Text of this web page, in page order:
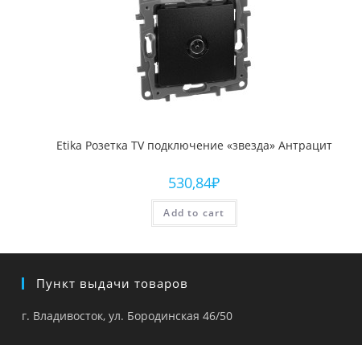
Etika Розетка TV подключение «звезда» Антрацит
530,84₽
Add to cart
Пункт выдачи товаров
г. Владивосток, ул. Бородинская 46/50